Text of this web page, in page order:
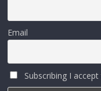
Email
Subscribing I